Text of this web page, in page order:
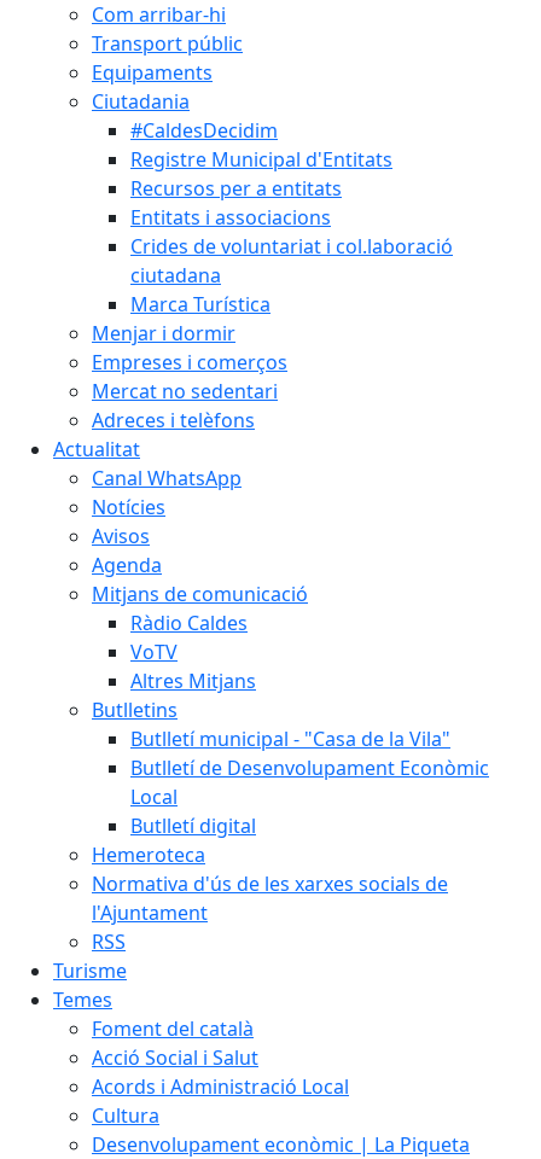
Com arribar-hi
Transport públic
Equipaments
Ciutadania
#CaldesDecidim
Registre Municipal d'Entitats
Recursos per a entitats
Entitats i associacions
Crides de voluntariat i col.laboració
ciutadana
Marca Turística
Menjar i dormir
Empreses i comerços
Mercat no sedentari
Adreces i telèfons
Actualitat
Canal WhatsApp
Notícies
Avisos
Agenda
Mitjans de comunicació
Ràdio Caldes
VoTV
Altres Mitjans
Butlletins
Butlletí municipal - "Casa de la Vila"
Butlletí de Desenvolupament Econòmic
Local
Butlletí digital
Hemeroteca
Normativa d'ús de les xarxes socials de
l'Ajuntament
RSS
Turisme
Temes
Foment del català
Acció Social i Salut
Acords i Administració Local
Cultura
Desenvolupament econòmic | La Piqueta